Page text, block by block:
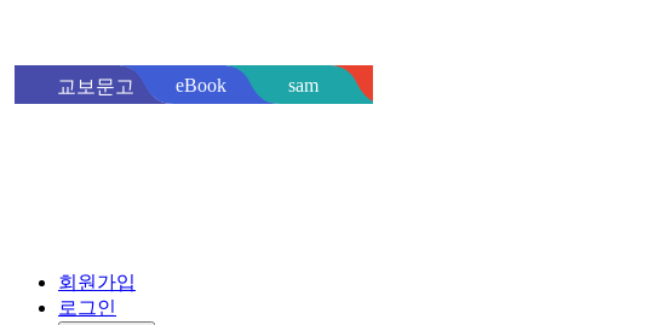
교보문고 eBook sam
회원가입
로그인